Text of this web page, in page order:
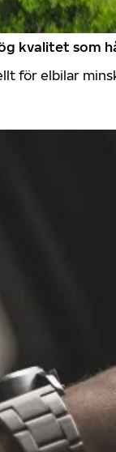
kvalitet som
för elbilar